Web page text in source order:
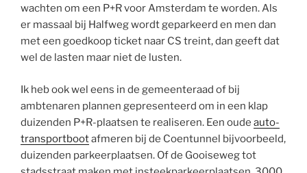
wachten om een P+R voor Amsterdam te worden. Als
er massaal bij Halfweg wordt geparkeerd en men dan
met een goedkoop ticket naar CS treint, dan geeft dat
wel de lasten maar niet de lusten.
Ik heb ook wel eens in de gemeenteraad of bij
ambtenaren plannen gepresenteerd om in een klap
duizenden P+R-plaatsen te realiseren. Een oude auto-
transportbootafmeren bij de Coentunnel bijvoorbeeld,
duizenden parkeerplaatsen. Of de Gooiseweg tot